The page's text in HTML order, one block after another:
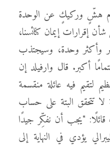
هشٍّ وركيكٍ عن الوحدة
شأن إقرارات إيمان كنائسنا،
وأكثر وحدة، وسيجتذب
أكبر. قال وارفيلد إن
لتقيم فيه عائلة منقسمة
تتحقق البتة على حساب
"يجب أن نفكِّر جيدًا
يؤدي في النهاية إلى